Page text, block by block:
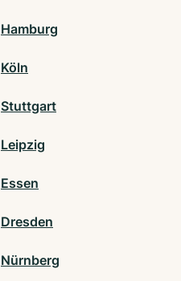
Hamburg
Köln
Stuttgart
Leipzig
Essen
Dresden
Nürnberg